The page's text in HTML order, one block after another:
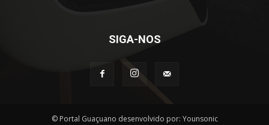
SIGA-NOS
© Portal Guaçuano desenvolvido por: Younsonic